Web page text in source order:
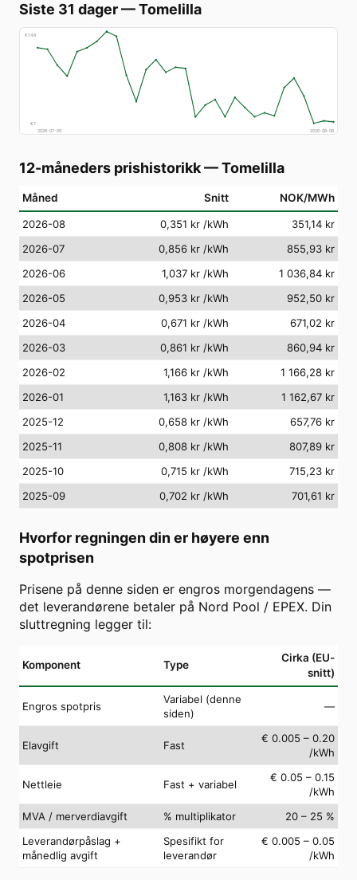
Siste 31 dager—Tomelilla
€148
€7
2026-07-09
2026-08-08
12-måneders prishistorikk—Tomelilla
Måned Snitt NOK/MWh
2026-08 0,351 kr /kWh
351,14 kr
2026-07
0,856 kr /kWh
855,93 kr
2026-06
1,037 kr /kWh
1 036,84 kr
2026-05
0,953 kr /kWh
952,50 kr
2026-04
0,671 kr /kWh
671,02 kr
2026-03
0,861 kr /kWh
860,94 kr
2026-02
1,166 kr /kWh
1 166,28 kr
2026-01
1,163 kr /kWh
1 162,67 kr
2025-12
0,658 kr /kWh
657,76 kr
2025-11
0,808 kr /kWh
807,89 kr
2025-10
0,715 kr /kWh
715,23 kr
2025-09
0,702 kr /kWh 701,61 kr
Hvorfor regningen din er høyere enn
spotprisen
Prisene på denne siden er engros morgendagens —
det leverandørene betaler på Nord Pool / EPEX. Din
sluttregning legger til:
Komponent Type
Cirka (EU-
snitt)
Engros spotpris
Variabel (denne
siden)
—
Elavgift Fast
€ 0.005 – 0.20
/kWh
Nettleie Fast + variabel
€ 0.05 – 0.15
/kWh
MVA / merverdiavgift
% multiplikator
20 – 25 %
Leverandørpåslag +
månedlig avgift
Spesifikt for
leverandør
€ 0.005 – 0.05
/kWh